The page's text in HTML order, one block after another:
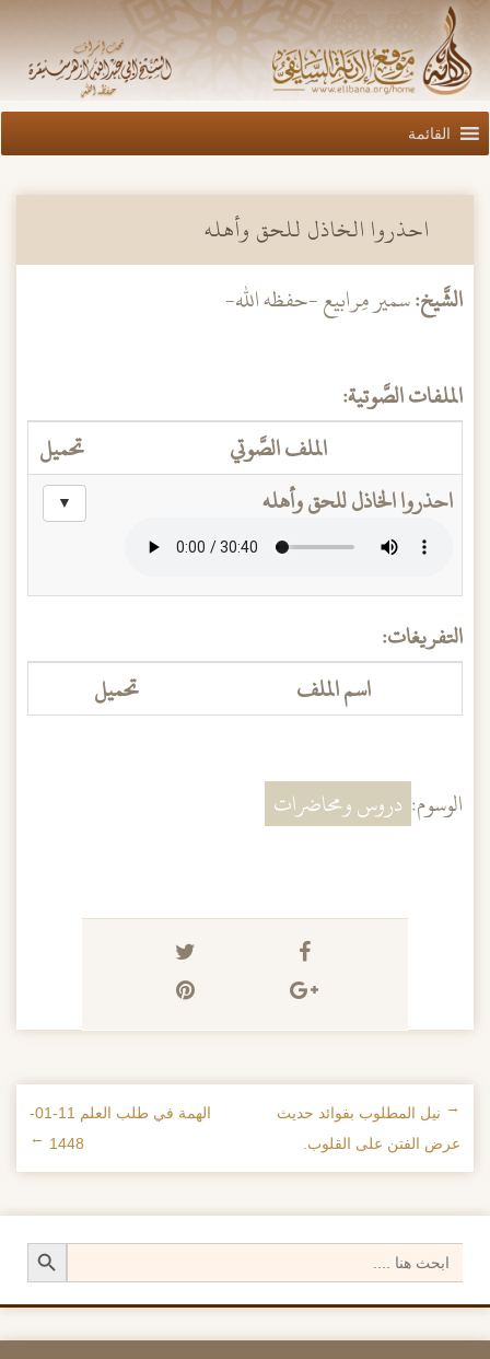
القائمة
احذروا الخاذل للحق وأهله
الشَّيخ:سمير مِرابيع -حفظه الله-
الملفات الصَّوتية:
الملف الصَّوتي
تحميل
احذروا الخاذل للحق وأهله
▼
التفريغات:
اسم الملف
تحميل
الوسوم: دروس ومحاضرات
تصفح الإدراجات
← نيل المطلوب بفوائد حديث
عرض الفتن على القلوب.
الهمة في طلب العلم 11-01-
1448
→
for:
Search Button